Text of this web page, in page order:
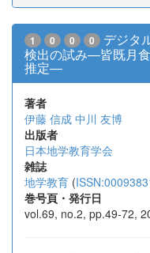
1 0 0 0
デジタ
検出の試み―皆既月
推定―
著者
伊藤 信成 中川 友博
出版者
日本地学教育学会
雑誌
地学教育 (
巻号頁・発行日
vol.69, no.2, pp.49-72,